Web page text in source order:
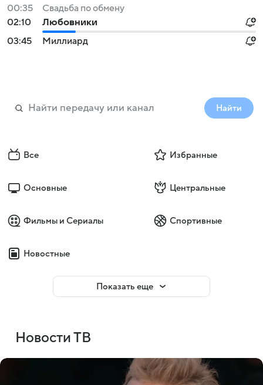
00:35
Свадьба по обмену
02:10
Любовники
03:45
Миллиард
Найти
Все Избранные
Основные Центральные
Фильмы и Сериалы Спортивные
Новостные
Показать еще
Новости ТВ